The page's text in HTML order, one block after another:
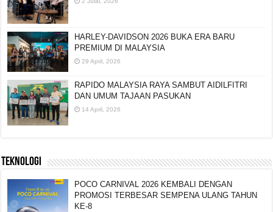
HARLEY-DAVIDSON 2026 BUKA ERA BARU
PREMIUM DI MALAYSIA
29 April, 2026
RAPIDO MALAYSIA RAYA SAMBUT AIDILFITRI
DAN UMUM TAJAAN PASUKAN
14 April, 2026
TEKNOLOGI
POCO CARNIVAL 2026 KEMBALI DENGAN
PROMOSI TERBESAR SEMPENA ULANG TAHUN
KE-8